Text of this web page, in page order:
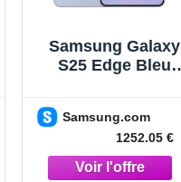
Samsung Galaxy
S25 Edge Bleu
Go Smartphone IA
Bleu Clair Titane
Samsung.com
1252.05 €